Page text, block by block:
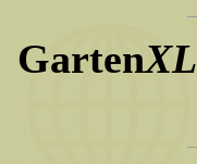
GartenXL